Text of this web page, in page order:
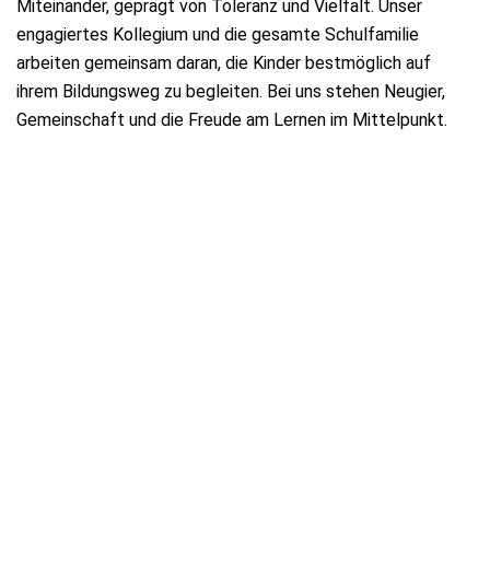
Miteinander, geprägt von Toleranz und Vielfalt. Unser
engagiertes Kollegium und die gesamte Schulfamilie
arbeiten gemeinsam daran, die Kinder bestmöglich auf
ihrem Bildungsweg zu begleiten. Bei uns stehen Neugier,
Gemeinschaft und die Freude am Lernen im Mittelpunkt.